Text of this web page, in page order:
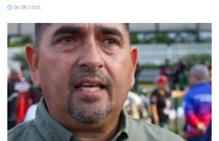
04/08/2026